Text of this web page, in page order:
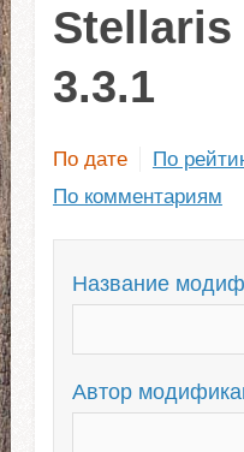
Stellaris
3.3.1
По дате По
По комментариям
Название
Автор